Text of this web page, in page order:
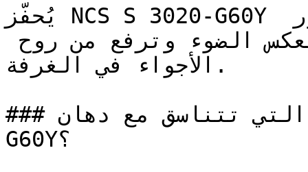
يُحفّز NCS S 3020-G60Y النشاط الذهني ويعزز الشعور
الأجواء في الغرفة.
### ما هي الألوان التي تتناسق مع دهان NCS S 3020-
G60Y؟